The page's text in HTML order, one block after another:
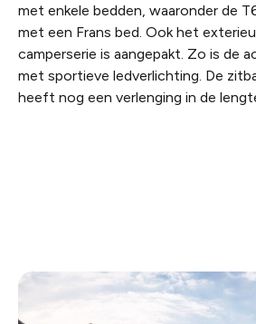
met enkele bedden, waaronder de
met een Frans bed. Ook het
camperserie is aangepakt. Zo is de
met sportieve ledverlichting. De
heeft nog een verlenging in de